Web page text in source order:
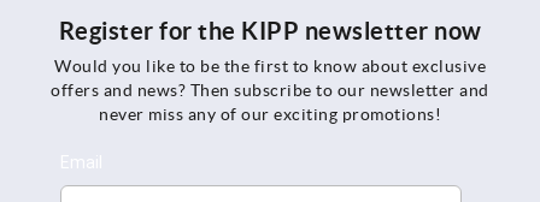
Register for the KIPP newsletter now
Would you like to be the first to know about exclusive
offers and news? Then subscribe to our newsletter and
never miss any of our exciting promotions!